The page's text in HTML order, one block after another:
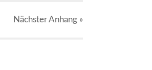
NächsterAnhang»